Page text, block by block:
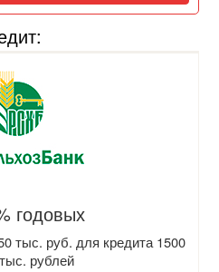
годовых
тыс. руб. для кредита 1500
рублей